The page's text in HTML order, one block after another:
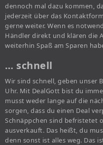
dennoch mal dazu kommen,
jederzeit über das
gerne weiter. Wenn es
Händler direkt und klären die
weiterhin Spaß am Sparen
… schnell
Wir sind schnell, geben unser
Uhr. Mit DealGott bist du
musst weder lange auf die
sorgen, dass du einen Deal
Schnäppchen sind befristetet
ausverkauft. Das heißt, du
denn sonst ist alles weg. Das